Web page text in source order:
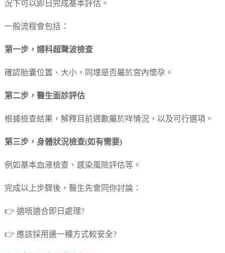
況下可以即日完成基本評估。
一般流程會包括：
第一步，婦科超聲波檢查
確認胎囊位置、大小，同埋是否屬於宮內懷孕。
第二步，醫生面診評估
根據檢查結果，解釋目前週數屬於咩情況，以及可行選項。
第三步，身體狀況檢查(如有需要)
例如基本血液檢查、感染風險評估等。
完成以上步驟後，醫生先會同你討論：
👉 適唔適合即日處理?
👉 應該採用邊一種方式較安全?